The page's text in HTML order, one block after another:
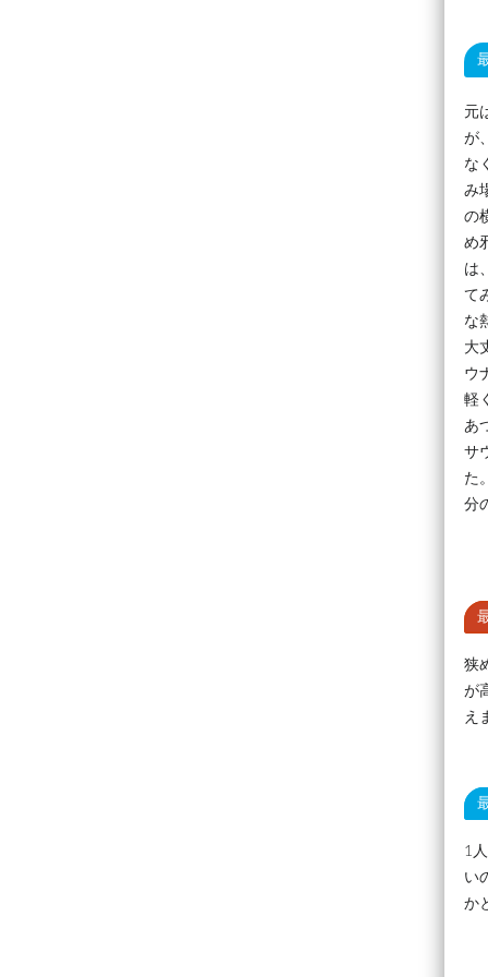
元
が
な
み
の
め
は
て
な
大
ウ
軽
あ
サ
た
分
狭
が
え
1
い
か